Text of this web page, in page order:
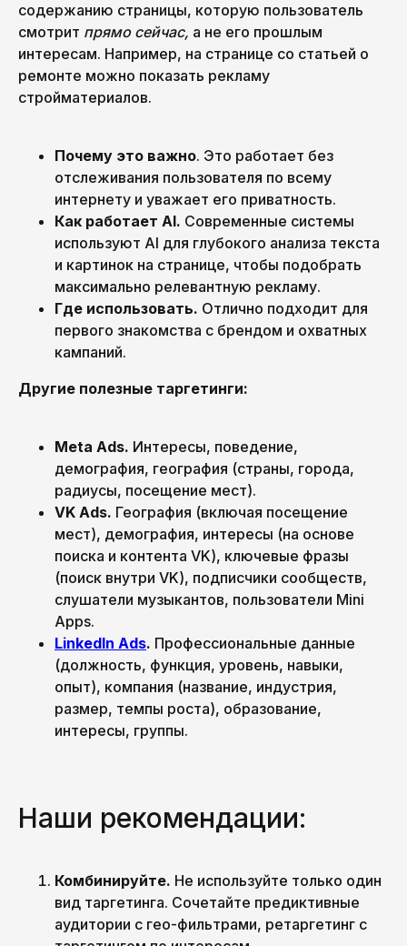
содержанию страницы, которую пользователь
смотрит прямо сейчас, а не его прошлым
интересам. Например, на странице со статьей о
ремонте можно показать рекламу
стройматериалов.
Почему это важно. Это работает без
отслеживания пользователя по всему
интернету и уважает его приватность.
Как работает AI. Современные системы
используют AI для глубокого анализа текста
и картинок на странице, чтобы подобрать
максимально релевантную рекламу.
Где использовать. Отлично подходит для
первого знакомства с брендом и охватных
кампаний.
Другие полезные таргетинги:
Meta Ads. Интересы, поведение,
демография, география (страны, города,
радиусы, посещение мест).
VK Ads. География (включая посещение
мест), демография, интересы (на основе
поиска и контента VK), ключевые фразы
(поиск внутри VK), подписчики сообществ,
слушатели музыкантов, пользователи Mini
Apps.
LinkedIn Ads. Профессиональные данные
(должность, функция, уровень, навыки,
опыт), компания (название, индустрия,
размер, темпы роста), образование,
интересы, группы.
Наши рекомендации:
Комбинируйте. Не используйте только один
вид таргетинга. Сочетайте предиктивные
аудитории с гео-фильтрами, ретаргетинг с
Давай дружить!
Мы делимся новостями, идеями
и историями, которые вдохновляют.
Никакого спама — только то, что
действительно интересно. Подпишись,
чтобы быть с нами на одной волне!
Ваша почта